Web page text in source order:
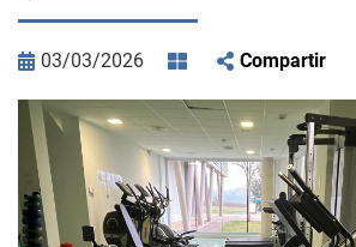
03/03/2026 Compartir